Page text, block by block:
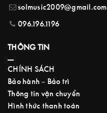
solmusic2009@gmail.com
096.196.1196
THÔNG TIN
CHÍNH SÁCH
Bảo hành – Bảo trì
Thông tin vận chuyển
Hình thức thanh toán